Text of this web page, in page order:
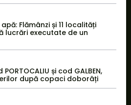
Flămânzi și 11 localități
lucrări executate de un
și cod GALBEN,
după copaci doborâți